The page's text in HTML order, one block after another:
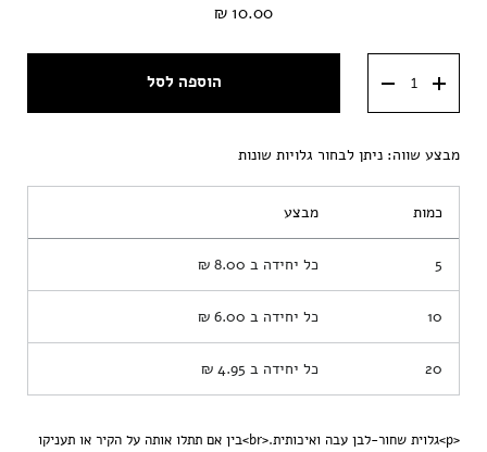
10.00 ₪
הוספה לסל
מבצע שווה: ניתן לבחור גלויות שונות
כמות מבצע
5 כל יחידה ב 8.00 ₪
10 כל יחידה ב 6.00 ₪
20 כל יחידה ב 4.95 ₪
<p>גלוית שחור-לבן עבה ואיכותית.<br>בין אם תתלו אותה על הקיר או תעניקו